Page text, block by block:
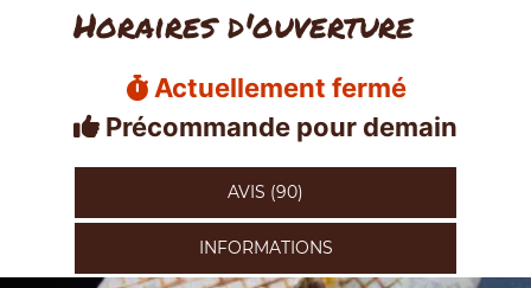
Horaires d'ouverture
Actuellement fermé
Précommande pour demain
AVIS (90)
INFORMATIONS